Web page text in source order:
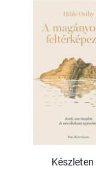
Készleten